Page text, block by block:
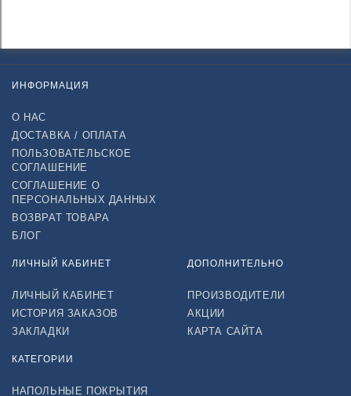
ИНФОРМАЦИЯ
О НАС
ДОСТАВКА / ОПЛАТА
ПОЛЬЗОВАТЕЛЬСКОЕ
СОГЛАШЕНИЕ
СОГЛАШЕНИЕ О
ПЕРСОНАЛЬНЫХ ДАННЫХ
ВОЗВРАТ ТОВАРА
БЛОГ
ЛИЧНЫЙ КАБИНЕТ
ЛИЧНЫЙ КАБИНЕТ
ИСТОРИЯ ЗАКАЗОВ
ЗАКЛАДКИ
ДОПОЛНИТЕЛЬНО
ПРОИЗВОДИТЕЛИ
АКЦИИ
КАРТА САЙТА
КАТЕГОРИИ
НАПОЛЬНЫЕ ПОКРЫТИЯ